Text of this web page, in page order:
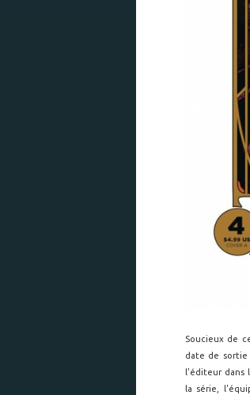
Soucieux de
date de sortie
l'éditeur dans
la série,